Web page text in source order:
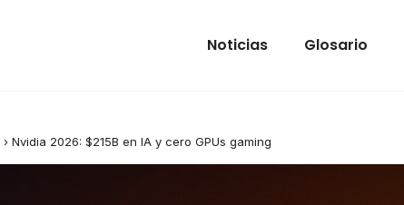
Noticias Glosario
› Nvidia 2026: $215B en IA y cero GPUs gaming